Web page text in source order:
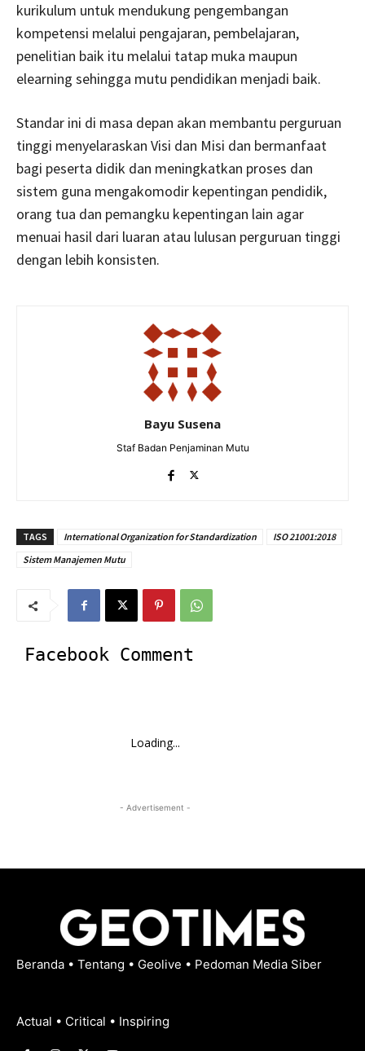
kurikulum untuk mendukung pengembangan
kompetensi melalui pengajaran, pembelajaran,
penelitian baik itu melalui tatap muka maupun
elearning sehingga mutu pendidikan menjadi baik.
Standar ini di masa depan akan membantu perguruan
tinggi menyelaraskan Visi dan Misi dan bermanfaat
bagi peserta didik dan meningkatkan proses dan
sistem guna mengakomodir kepentingan pendidik,
orang tua dan pemangku kepentingan lain agar
menuai hasil dari luaran atau lulusan perguruan tinggi
dengan lebih konsisten.
Bayu Susena
Staf Badan Penjaminan Mutu
TAGS International Organization for Standardization
ISO 21001:2018
Sistem Manajemen Mutu
Facebook Comment
Loading...
- Advertisement -
Beranda • Tentang • Geolive • Pedoman Media Siber
Actual • Critical • Inspiring